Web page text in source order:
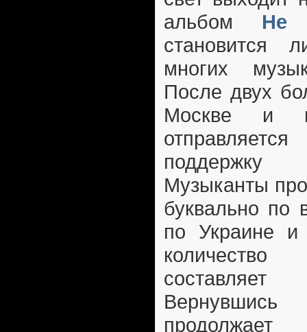
альбом Не
становится
многих
После двух
Москве и
поддержку
Музыканты
буквально по
по Украине
продолжает